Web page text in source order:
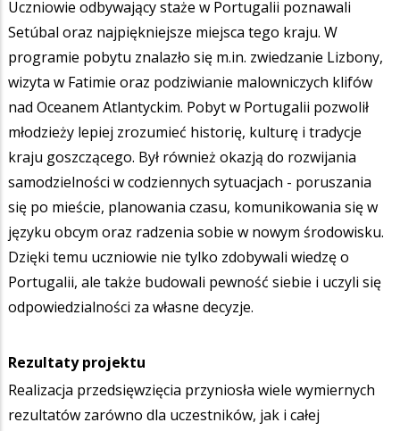
Uczniowie odbywający staże w Portugalii poznawali
Setúbal oraz najpiękniejsze miejsca tego kraju. W
programie pobytu znalazło się m.in. zwiedzanie Lizbony,
wizyta w Fatimie oraz podziwianie malowniczych klifów
nad Oceanem Atlantyckim. Pobyt w Portugalii pozwolił
młodzieży lepiej zrozumieć historię, kulturę i tradycje
kraju goszczącego. Był również okazją do rozwijania
samodzielności w codziennych sytuacjach - poruszania
się po mieście, planowania czasu, komunikowania się w
języku obcym oraz radzenia sobie w nowym środowisku.
Dzięki temu uczniowie nie tylko zdobywali wiedzę o
Portugalii, ale także budowali pewność siebie i uczyli się
odpowiedzialności za własne decyzje.
Rezultaty projektu
Realizacja przedsięwzięcia przyniosła wiele wymiernych
rezultatów zarówno dla uczestników, jak i całej